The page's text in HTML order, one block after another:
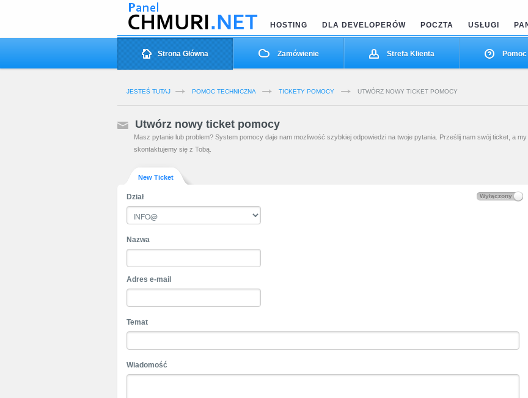
HOSTING DLA DEVELOPERÓW POCZTA USŁUGI
Strona Główna Zamówienie Strefa Klienta
JESTEŚ TUTAJ POMOC TECHNICZNA TICKETY POMOCY UTWÓRZ NOWY TICKET POMOCY
Utwórz nowy ticket pomocy
Masz pytanie lub problem? System pomocy daje nam mozliwość szybkiej odpowiedzi na twoje pytania. Prześlij nam swój ticket, a my
skontaktujemy się z Tobą.
New Ticket
Wyłączony
Dział
Nazwa
Adres e-mail
Temat
Wiadomość